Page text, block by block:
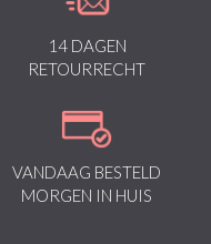
14 DAGEN
RETOURRECHT
VANDAAG BESTELD
MORGEN IN HUIS